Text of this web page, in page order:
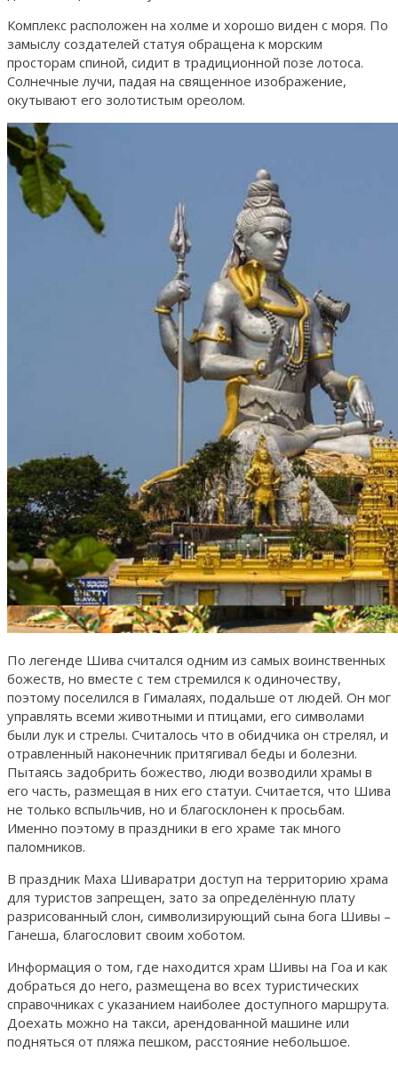
Комплекс расположен на холме и хорошо виден с моря. По
замыслу создателей статуя обращена к морским
просторам спиной, сидит в традиционной позе лотоса.
Солнечные лучи, падая на священное изображение,
окутывают его золотистым ореолом.
По легенде Шива считался одним из самых воинственных
божеств, но вместе с тем стремился к одиночеству,
поэтому поселился в Гималаях, подальше от людей. Он мог
управлять всеми животными и птицами, его символами
были лук и стрелы. Считалось что в обидчика он стрелял, и
отравленный наконечник притягивал беды и болезни.
Пытаясь задобрить божество, люди возводили храмы в
его часть, размещая в них его статуи. Считается, что Шива
не только вспыльчив, но и благосклонен к просьбам.
Именно поэтому в праздники в его храме так много
паломников.
В праздник Маха Шиваратри доступ на территорию храма
для туристов запрещен, зато за определённую плату
разрисованный слон, символизирующий сына бога Шивы –
Ганеша, благословит своим хоботом.
Информация о том, где находится храм Шивы на Гоа и как
добраться до него, размещена во всех туристических
справочниках с указанием наиболее доступного маршрута.
Доехать можно на такси, арендованной машине или
подняться от пляжа пешком, расстояние небольшое.